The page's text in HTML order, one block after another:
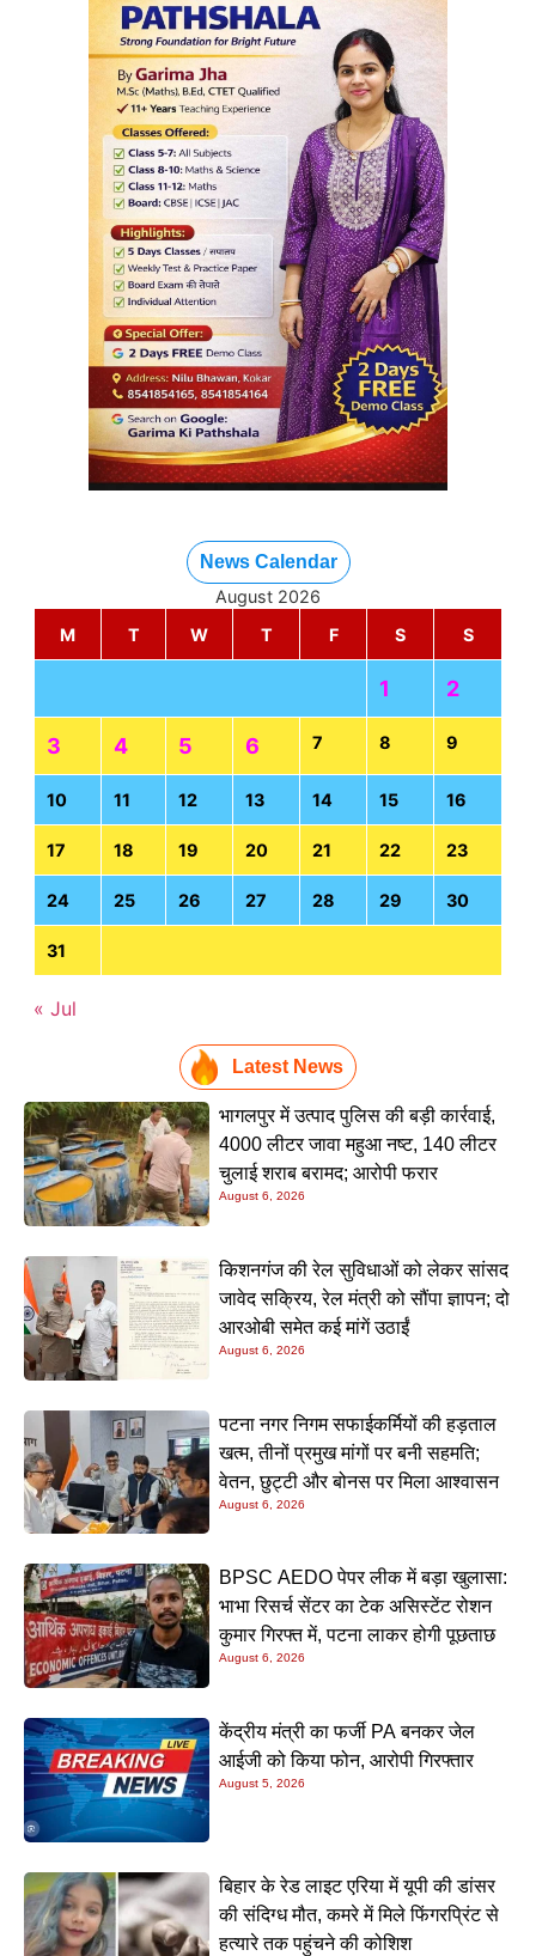
News Calendar
August 2026
M
T W T F S S
1 2
3 4 5 6 7 8 9
10 11 12 13 14 15 16
17 18 19 20 21 22 23
24 25 26 27 28 29 30
31
« Jul
Latest News
भागलपुर में उत्पाद पुलिस की बड़ी कार्रवाई,
4000 लीटर जावा महुआ नष्ट, 140 लीटर
चुलाई शराब बरामद; आरोपी फरार
August 6, 2026
किशनगंज की रेल सुविधाओं को लेकर सांसद
जावेद सक्रिय, रेल मंत्री को सौंपा ज्ञापन; दो
आरओबी समेत कई मांगें उठाईं
August 6, 2026
पटना नगर निगम सफाईकर्मियों की हड़ताल
खत्म, तीनों प्रमुख मांगों पर बनी सहमति;
वेतन, छुट्टी और बोनस पर मिला आश्वासन
August 6, 2026
BPSC AEDO पेपर लीक में बड़ा खुलासा:
भाभा रिसर्च सेंटर का टेक असिस्टेंट रोशन
कुमार गिरफ्त में, पटना लाकर होगी पूछताछ
August 6, 2026
केंद्रीय मंत्री का फर्जी PA बनकर जेल
आईजी को किया फोन, आरोपी गिरफ्तार
August 5, 2026
बिहार के रेड लाइट एरिया में यूपी की डांसर
की संदिग्ध मौत, कमरे में मिले फिंगरप्रिंट से
हत्यारे तक पहुंचने की कोशिश